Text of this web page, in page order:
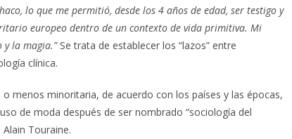
lo que me permitió, desde los 4 años de edad, ser testigo y
europeo dentro de un contexto de vida primitiva. Mi
la magia.”Se trata de establecer los “lazos” entre
clínica.
menos minoritaria, de acuerdo con los países y las épocas,
de moda después de ser nombrado “sociología del
Touraine.